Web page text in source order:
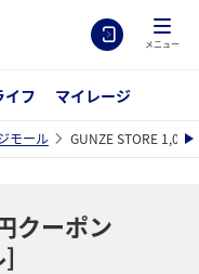
メニュー
イフ マイレージ
モール GUNZE STORE
クーポン
]